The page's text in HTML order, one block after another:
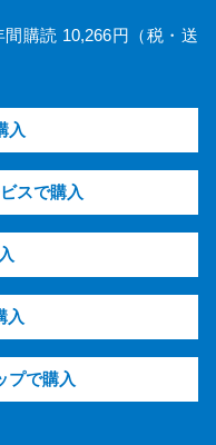
購読 10,266円（税・送
入
スで購入
入
プで購入